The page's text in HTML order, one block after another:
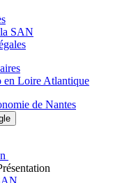
SAN
en Loire Atlantique
de Nantes